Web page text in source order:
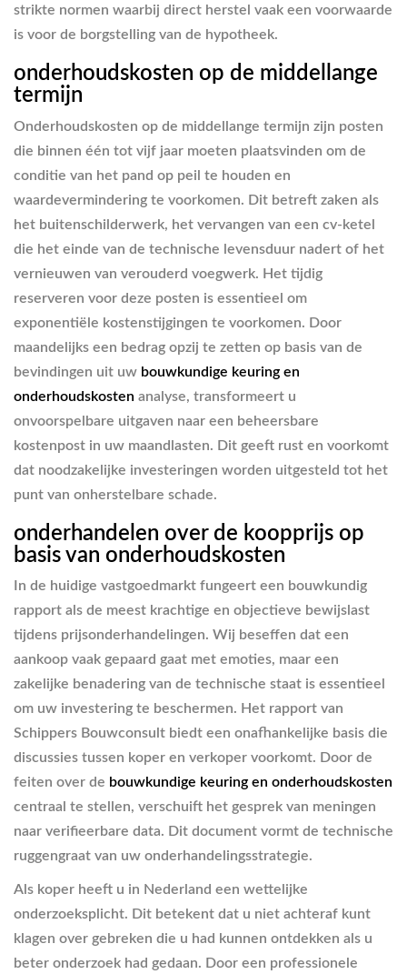
strikte normen waarbij direct herstel vaak een voorwaarde
is voor de borgstelling van de hypotheek.
onderhoudskosten op de middellange
termijn
Onderhoudskosten op de middellange termijn zijn posten
die binnen één tot vijf jaar moeten plaatsvinden om de
conditie van het pand op peil te houden en
waardevermindering te voorkomen. Dit betreft zaken als
het buitenschilderwerk, het vervangen van een cv-ketel
die het einde van de technische levensduur nadert of het
vernieuwen van verouderd voegwerk. Het tijdig
reserveren voor deze posten is essentieel om
exponentiële kostenstijgingen te voorkomen. Door
maandelijks een bedrag opzij te zetten op basis van de
bevindingen uit uw bouwkundige keuring en
onderhoudskosten analyse, transformeert u
onvoorspelbare uitgaven naar een beheersbare
kostenpost in uw maandlasten. Dit geeft rust en voorkomt
dat noodzakelijke investeringen worden uitgesteld tot het
punt van onherstelbare schade.
onderhandelen over de koopprijs op
basis van onderhoudskosten
In de huidige vastgoedmarkt fungeert een bouwkundig
rapport als de meest krachtige en objectieve bewijslast
tijdens prijsonderhandelingen. Wij beseffen dat een
aankoop vaak gepaard gaat met emoties, maar een
zakelijke benadering van de technische staat is essentieel
om uw investering te beschermen. Het rapport van
Schippers Bouwconsult biedt een onafhankelijke basis die
discussies tussen koper en verkoper voorkomt. Door de
feiten over de bouwkundige keuring en onderhoudskosten
centraal te stellen, verschuift het gesprek van meningen
naar verifieerbare data. Dit document vormt de technische
ruggengraat van uw onderhandelingsstrategie.
Als koper heeft u in Nederland een wettelijke
onderzoeksplicht. Dit betekent dat u niet achteraf kunt
klagen over gebreken die u had kunnen ontdekken als u
beter onderzoek had gedaan. Door een professionele